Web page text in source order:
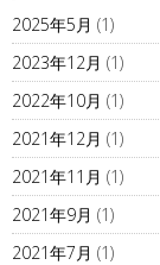
2025年5月 (1)
2023年12月 (1)
2022年10月 (1)
2021年12月 (1)
2021年11月 (1)
2021年9月 (1)
2021年7月 (1)